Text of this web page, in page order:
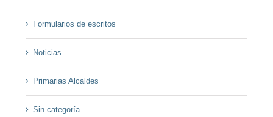
Formularios de escritos
Noticias
Primarias Alcaldes
Sin categoría